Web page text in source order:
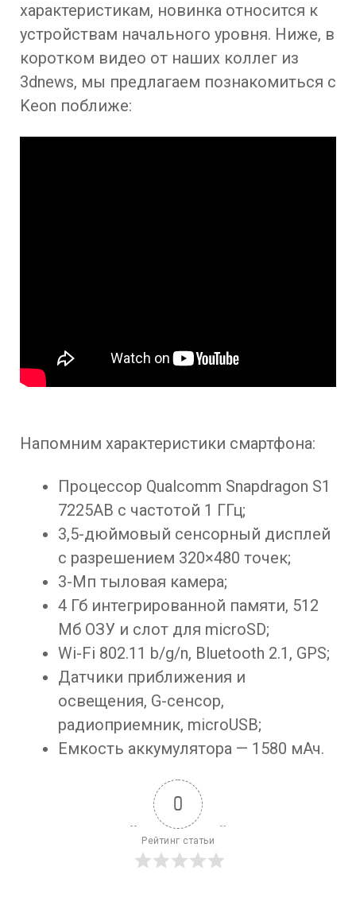
характеристикам, новинка относится к
устройствам начального уровня. Ниже, в
коротком видео от наших коллег из
3dnews, мы предлагаем познакомиться с
Keon поближе:
Напомним характеристики смартфона:
Процессор Qualcomm Snapdragon S1
7225AB с частотой 1 ГГц;
3,5-дюймовый сенсорный дисплей
с разрешением 320×480 точек;
3-Мп тыловая камера;
4 Гб интегрированной памяти, 512
Мб ОЗУ и слот для microSD;
Wi-Fi 802.11 b/g/n, Bluetooth 2.1, GPS;
Датчики приближения и
освещения, G-сенсор,
радиоприемник, microUSB;
Емкость аккумулятора — 1580 мАч.
0
Рейтинг статьи